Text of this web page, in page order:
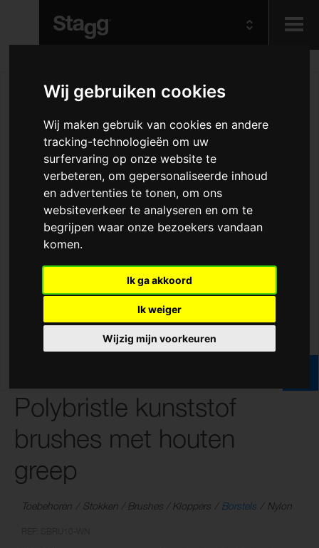
Wij gebruiken cookies
Wij maken gebruik van cookies en andere
tracking-technologieën om uw
surfervaring op onze website te
verbeteren, om gepersonaliseerde inhoud
en advertenties te tonen, om ons
websiteverkeer te analyseren en om te
begrijpen waar onze bezoekers vandaan
komen.
Ik ga akkoord
Ik weiger
Wijzig mijn voorkeuren
Audio &
Polybristle kunststof
brushes met houten
greep
Toebehoren Stokken / Brushes / Kloppers Borstels Nylon